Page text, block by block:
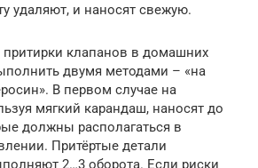
удаляют, и наносят свежую.
притирки клапанов в домашних
двумя методами – «на
В первом случае на
мягкий карандаш, наносят до
должны располагаться в
Притёртые детали
2…3 оборота. Если риски